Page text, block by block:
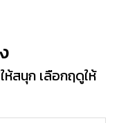
สนุก เลือกฤดูให้